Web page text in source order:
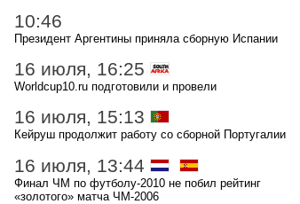
10:46
Президент Аргентины приняла сборную Испании
16 июля, 16:25
Worldcup10.ru подготовили и провели
16 июля, 15:13
Кейруш продолжит работу со сборной Португалии
16 июля, 13:44
Финал ЧМ по футболу-2010 не побил рейтинг
«золотого» матча ЧМ-2006